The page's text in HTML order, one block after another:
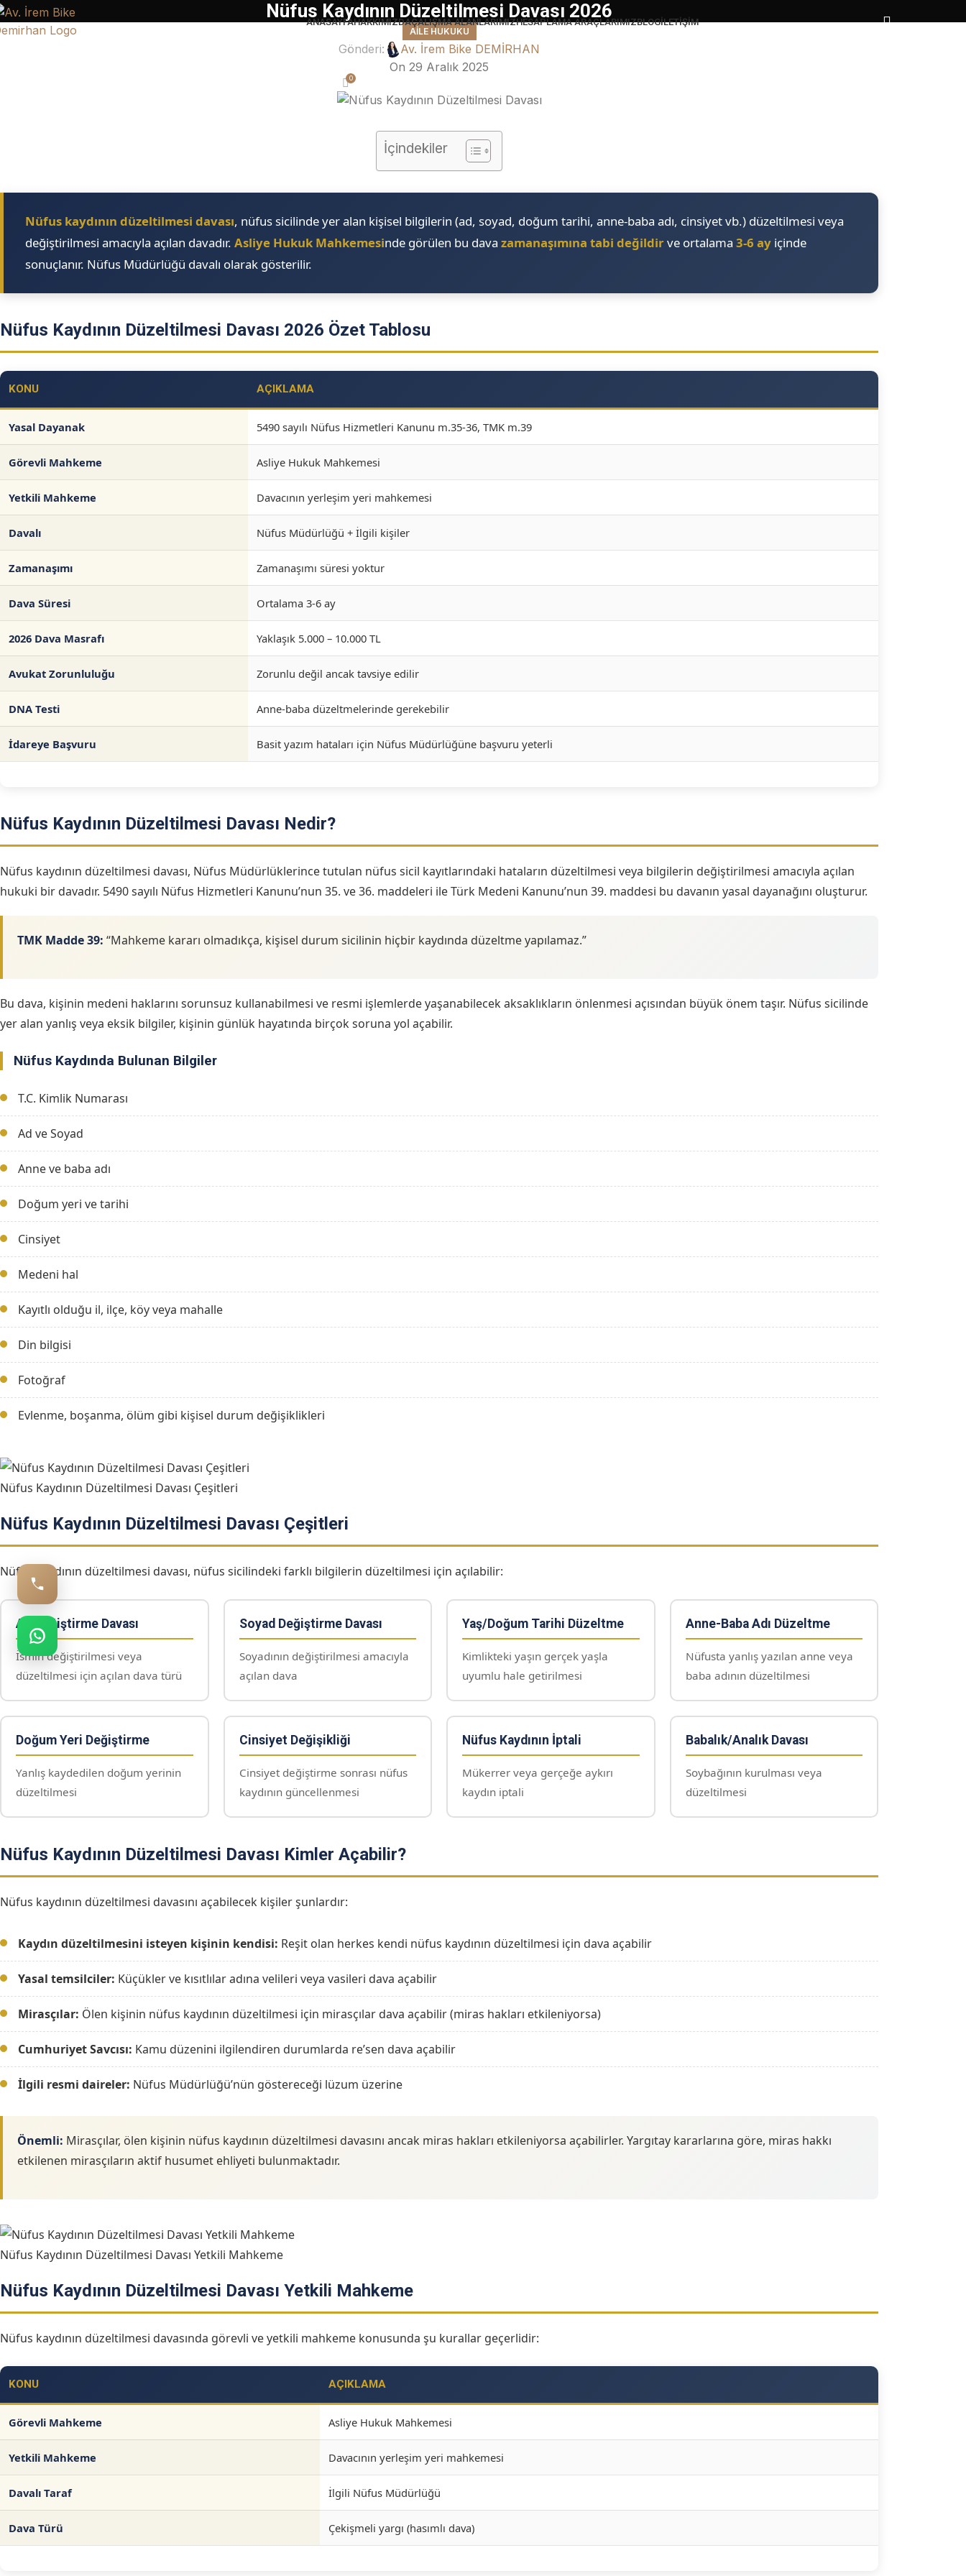
ANASAYFAHAKKIMIZDAÇALIŞMA ALANLARIMIZHESAPLAMA ARAÇLARIMIZBLOGİLETIŞIM
Nüfus Kaydının Düzeltilmesi Davası 2026
AILE HUKUKU
Gönderi:
Av. İrem Bike DEMİRHAN
On 29 Aralık 2025
0
İçindekiler
Nüfus kaydının düzeltilmesi davası, nüfus sicilinde yer alan kişisel bilgilerin (ad, soyad, doğum tarihi, anne-baba adı, cinsiyet vb.) düzeltilmesi veya
değiştirilmesi amacıyla açılan davadır. Asliye Hukuk Mahkemesinde görülen bu dava zamanaşımına tabi değildirve ortalama 3-6 ay içinde
sonuçlanır. Nüfus Müdürlüğü davalı olarak gösterilir.
Nüfus Kaydının Düzeltilmesi Davası 2026 Özet Tablosu
KONU AÇIKLAMA
Yasal Dayanak 5490 sayılı Nüfus Hizmetleri Kanunu m.35-36, TMK m.39
Görevli Mahkeme Asliye Hukuk Mahkemesi
Yetkili Mahkeme Davacının yerleşim yeri mahkemesi
Davalı Nüfus Müdürlüğü + İlgili kişiler
Zamanaşımı Zamanaşımı süresi yoktur
Dava Süresi Ortalama 3-6 ay
2026 Dava Masrafı Yaklaşık 5.000 – 10.000 TL
Avukat Zorunluluğu Zorunlu değil ancak tavsiye edilir
DNA Testi Anne-baba düzeltmelerinde gerekebilir
İdareye Başvuru Basit yazım hataları için Nüfus Müdürlüğüne başvuru yeterli
Nüfus Kaydının Düzeltilmesi Davası Nedir?
Nüfus kaydının düzeltilmesi davası, Nüfus Müdürlüklerince tutulan nüfus sicil kayıtlarındaki hataların düzeltilmesi veya bilgilerin değiştirilmesi amacıyla açılan
hukuki bir davadır. 5490 sayılı Nüfus Hizmetleri Kanunu’nun 35. ve 36. maddeleri ile Türk Medeni Kanunu’nun 39. maddesi bu davanın yasal dayanağını oluşturur.
TMK Madde 39: “Mahkeme kararı olmadıkça, kişisel durum sicilinin hiçbir kaydında düzeltme yapılamaz.”
Bu dava, kişinin medeni haklarını sorunsuz kullanabilmesi ve resmi işlemlerde yaşanabilecek aksaklıkların önlenmesi açısından büyük önem taşır. Nüfus sicilinde
yer alan yanlış veya eksik bilgiler, kişinin günlük hayatında birçok soruna yol açabilir.
Nüfus Kaydında Bulunan Bilgiler
T.C. Kimlik Numarası
Ad ve Soyad
Anne ve baba adı
Doğum yeri ve tarihi
Cinsiyet
Medeni hal
Kayıtlı olduğu il, ilçe, köy veya mahalle
Din bilgisi
Fotoğraf
Evlenme, boşanma, ölüm gibi kişisel durum değişiklikleri
Nüfus Kaydının Düzeltilmesi Davası Çeşitleri
Nüfus Kaydının Düzeltilmesi Davası Çeşitleri
Nüfus kaydının düzeltilmesi davası, nüfus sicilindeki farklı bilgilerin düzeltilmesi için açılabilir:
Ad Değiştirme Davası
İsmin değiştirilmesi veya
düzeltilmesi için açılan dava türü
Soyad Değiştirme Davası
Soyadının değiştirilmesi amacıyla
açılan dava
Yaş/Doğum Tarihi Düzeltme
Kimlikteki yaşın gerçek yaşla
uyumlu hale getirilmesi
Anne-Baba Adı Düzeltme
Nüfusta yanlış yazılan anne veya
baba adının düzeltilmesi
Doğum Yeri Değiştirme
Yanlış kaydedilen doğum yerinin
düzeltilmesi
Cinsiyet Değişikliği
Cinsiyet değiştirme sonrası nüfus
kaydının güncellenmesi
Nüfus Kaydının İptali
Mükerrer veya gerçeğe aykırı
kaydın iptali
Babalık/Analık Davası
Soybağının kurulması veya
düzeltilmesi
Nüfus Kaydının Düzeltilmesi Davası Kimler Açabilir?
Nüfus kaydının düzeltilmesi davasını açabilecek kişiler şunlardır:
Kaydın düzeltilmesini isteyen kişinin kendisi: Reşit olan herkes kendi nüfus kaydının düzeltilmesi için dava açabilir
Yasal temsilciler: Küçükler ve kısıtlılar adına velileri veya vasileri dava açabilir
Mirasçılar: Ölen kişinin nüfus kaydının düzeltilmesi için mirasçılar dava açabilir (miras hakları etkileniyorsa)
Cumhuriyet Savcısı: Kamu düzenini ilgilendiren durumlarda re’sen dava açabilir
İlgili resmi daireler: Nüfus Müdürlüğü’nün göstereceği lüzum üzerine
Önemli: Mirasçılar, ölen kişinin nüfus kaydının düzeltilmesi davasını ancak miras hakları etkileniyorsa açabilirler. Yargıtay kararlarına göre, miras hakkı
etkilenen mirasçıların aktif husumet ehliyeti bulunmaktadır.
Nüfus Kaydının Düzeltilmesi Davası Yetkili Mahkeme
Nüfus Kaydının Düzeltilmesi Davası Yetkili Mahkeme
Nüfus kaydının düzeltilmesi davasında görevli ve yetkili mahkeme konusunda şu kurallar geçerlidir:
KONU AÇIKLAMA
Görevli Mahkeme Asliye Hukuk Mahkemesi
Yetkili Mahkeme Davacının yerleşim yeri mahkemesi
Davalı Taraf İlgili Nüfus Müdürlüğü
Dava Türü Çekişmeli yargı (hasımlı dava)